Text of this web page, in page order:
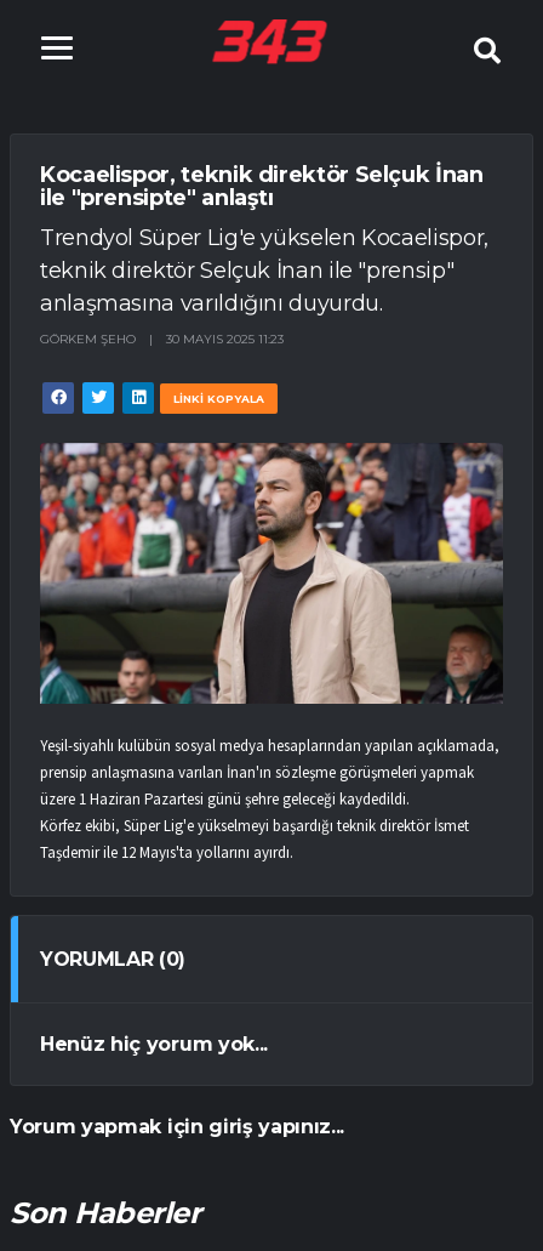
Kocaelispor, teknik direktör Selçuk İnan
ile "prensipte" anlaştı
Trendyol Süper Lig'e yükselen Kocaelispor,
teknik direktör Selçuk İnan ile "prensip"
anlaşmasına varıldığını duyurdu.
GÖRKEM ŞEHO | 30 MAYIS 2025 11:23
LİNKİ KOPYALA
Yeşil-siyahlı kulübün sosyal medya hesaplarından yapılan açıklamada,
prensip anlaşmasına varılan İnan'ın sözleşme görüşmeleri yapmak
üzere 1 Haziran Pazartesi günü şehre geleceği kaydedildi.
Körfez ekibi, Süper Lig'e yükselmeyi başardığı teknik direktör İsmet
Taşdemir ile 12 Mayıs'ta yollarını ayırdı.
YORUMLAR (0)
Henüz hiç yorum yok...
Yorum yapmak için giriş yapınız...
Son Haberler